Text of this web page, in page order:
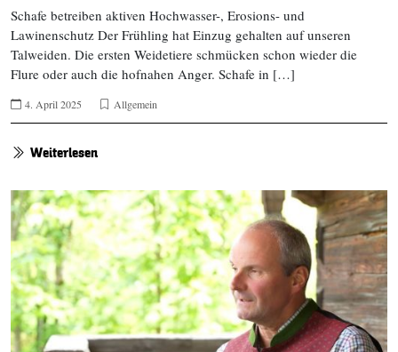
Schafe betreiben aktiven Hochwasser-, Erosions- und
Lawinenschutz Der Frühling hat Einzug gehalten auf unseren
Talweiden. Die ersten Weidetiere schmücken schon wieder die
Flure oder auch die hofnahen Anger. Schafe in […]
4. April 2025 Allgemein
Weiterlesen